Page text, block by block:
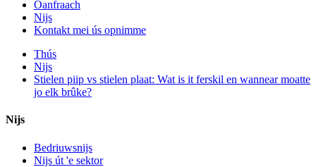
Oanfraach
Nijs
Kontakt mei ús opnimme
Thús
Nijs
Stielen piip vs stielen plaat: Wat is it ferskil en wannear moatte
jo elk brûke?
Nijs
Bedriuwsnijs
Nijs út 'e sektor